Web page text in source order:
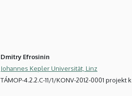
Dmitry Efrosinin
Johannes Kepler Universität, Linz
TÁMOP-4.2.2.C-11/1/KONV-2012-0001 projekt